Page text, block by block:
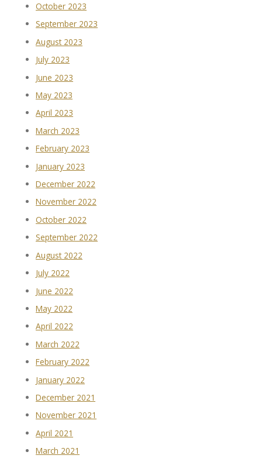
October 2023
September 2023
August 2023
July 2023
June 2023
May 2023
April 2023
March 2023
February 2023
January 2023
December 2022
November 2022
October 2022
September 2022
August 2022
July 2022
June 2022
May 2022
April 2022
March 2022
February 2022
January 2022
December 2021
November 2021
April 2021
March 2021